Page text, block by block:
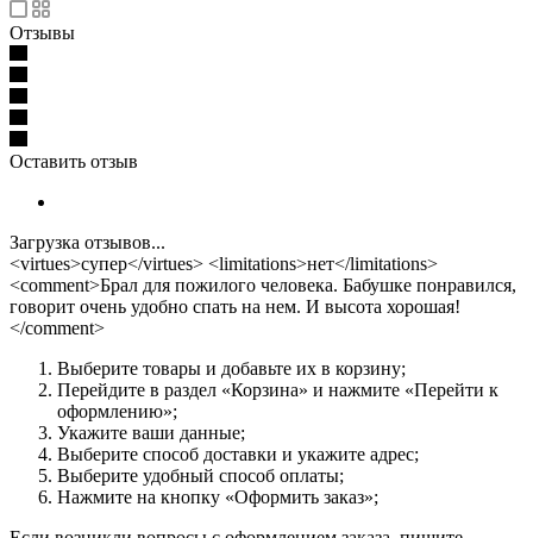
Отзывы
Оставить отзыв
Загрузка отзывов...
<virtues>супер</virtues> <limitations>нет</limitations>
<comment>Брал для пожилого человека. Бабушке понравился,
говорит очень удобно спать на нем. И высота хорошая!
</comment>
Выберите товары и добавьте их в корзину;
Перейдите в раздел «Корзина» и нажмите «Перейти к
оформлению»;
Укажите ваши данные;
Выберите способ доставки и укажите адрес;
Выберите удобный способ оплаты;
Нажмите на кнопку «Оформить заказ»;